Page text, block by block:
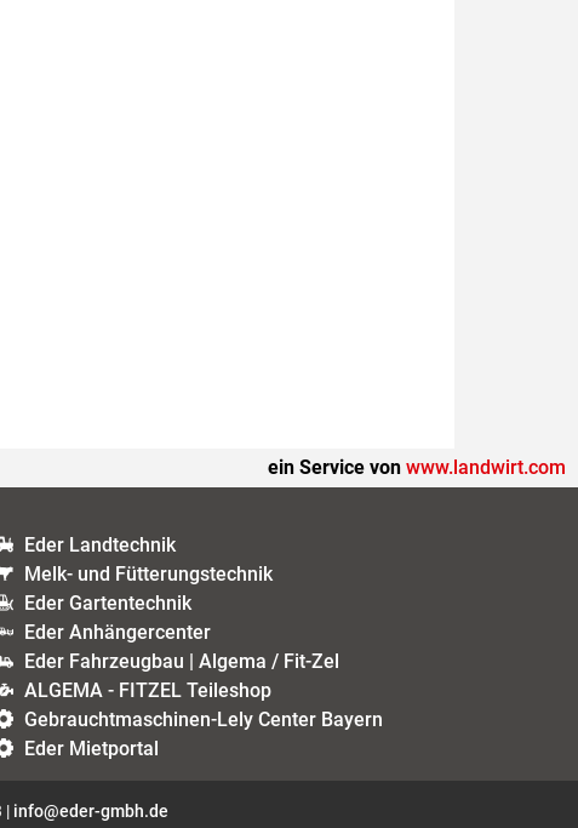
ein Service von www.landwirt.com
Eder Landtechnik
Melk- und Fütterungstechnik
Eder Gartentechnik
Eder Anhängercenter
Eder Fahrzeugbau | Algema / Fit-Zel
ALGEMA - FITZEL Teileshop
Gebrauchtmaschinen-Lely Center Bayern
Eder Mietportal
| info@eder-gmbh.de